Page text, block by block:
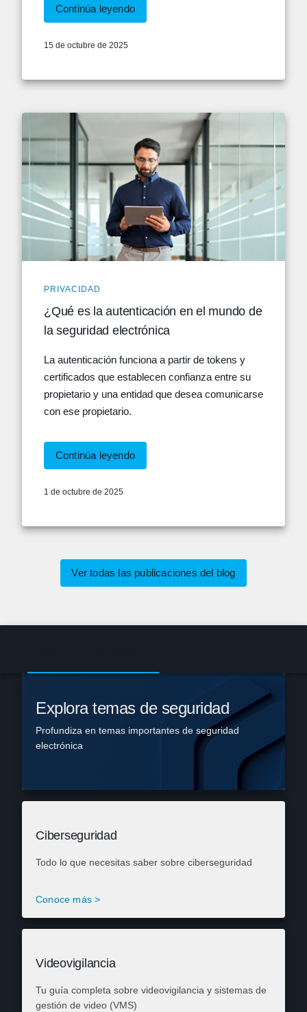
Continúa leyendo
15 de octubre de 2025
PRIVACIDAD
¿Qué es la autenticación en el mundo de
la seguridad electrónica
La autenticación funciona a partir de tokens y
certificados que establecen confianza entre su
propietario y una entidad que desea comunicarse
con ese propietario.
Continúa leyendo
1 de octubre de 2025
Ver todas las publicaciones del blog
Explora temas de seguridad
Profundiza en temas importantes de seguridad
electrónica
Ciberseguridad
Todo lo que necesitas saber sobre ciberseguridad
Conoce más >
Videovigilancia
Tu guía completa sobre videovigilancia y sistemas de
gestión de video (VMS)